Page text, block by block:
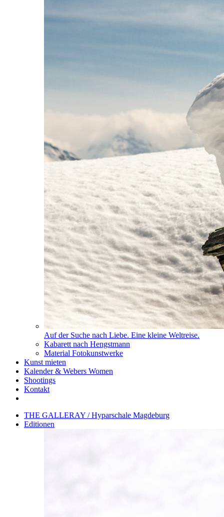
Auf der Suche nach Liebe. Eine kleine Weltreise.
Kabarett nach Hengstmann
Material Fotokunstwerke
Kunst mieten
Kalender & Webers Women
Shootings
Kontakt
THE GALLERAY / Hyparschale Magdeburg
Editionen